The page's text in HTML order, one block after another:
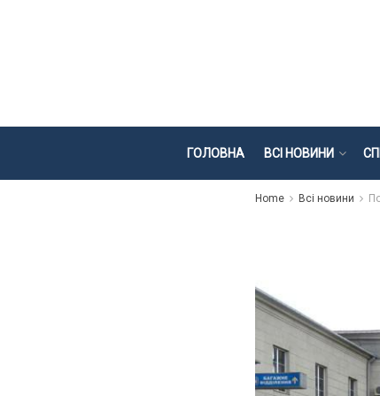
ГОЛОВНА ВСІ НОВИНИ
Home Всі новини